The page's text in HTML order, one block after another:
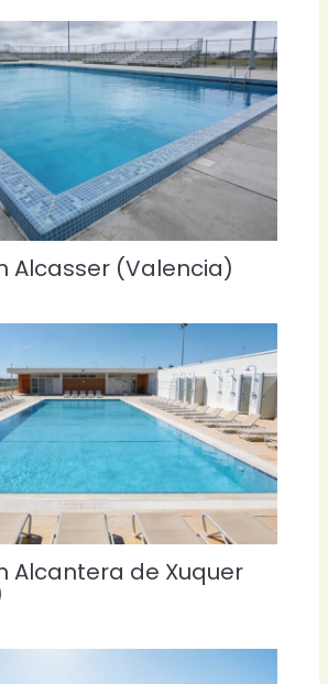
Alcasser (Valencia)
Alcantera de Xuquer